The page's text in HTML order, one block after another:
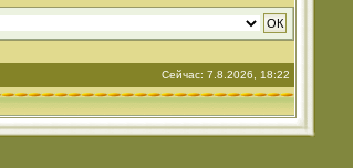
Сейчас: 7.8.2026, 18:22